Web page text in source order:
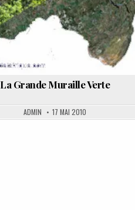
La Grande Muraille Verte
ADMIN 17 MAI 2010